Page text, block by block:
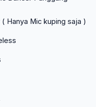
( Hanya Mic kuping saja )